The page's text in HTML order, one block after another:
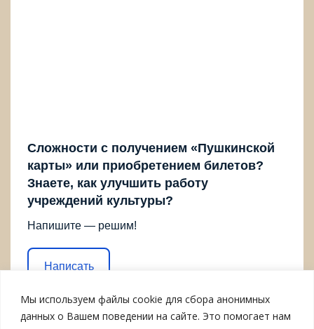
Мы используем файлы cookie для сбора анонимных
данных о Вашем поведении на сайте. Это помогает нам
Сложности с получением «Пушкинской
карты» или приобретением билетов?
Знаете, как улучшить работу
учреждений культуры?
Напишите — решим!
Написать